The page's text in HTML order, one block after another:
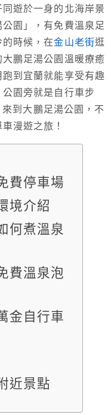
遊於一身的北海岸景
園」，有免費溫泉足
的時候，在金山老街逛
鵬足湯公園溫暖療癒
到宜蘭就能享受有趣
園旁就是自行車步
到大鵬足湯公園，不
漫遊之旅！
費停車場
境介紹
何煮溫泉
費溫泉泡
金自行車
近景點